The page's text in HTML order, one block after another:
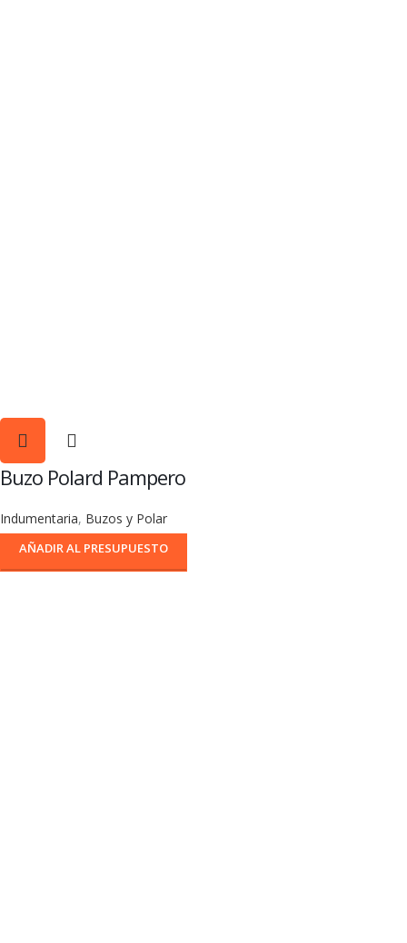
Buzo Polard Pampero
Indumentaria, Buzos y Polar
AÑADIR AL PRESUPUESTO